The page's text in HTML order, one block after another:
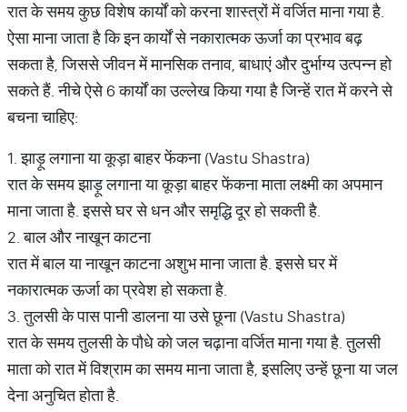
रात के समय कुछ विशेष कार्यों को करना शास्त्रों में वर्जित माना गया है.
ऐसा माना जाता है कि इन कार्यों से नकारात्मक ऊर्जा का प्रभाव बढ़
सकता है, जिससे जीवन में मानसिक तनाव, बाधाएं और दुर्भाग्य उत्पन्न हो
सकते हैं. नीचे ऐसे 6 कार्यों का उल्लेख किया गया है जिन्हें रात में करने से
बचना चाहिए:
1. झाड़ू लगाना या कूड़ा बाहर फेंकना (Vastu Shastra)
रात के समय झाड़ू लगाना या कूड़ा बाहर फेंकना माता लक्ष्मी का अपमान
माना जाता है. इससे घर से धन और समृद्धि दूर हो सकती है.
2. बाल और नाखून काटना
रात में बाल या नाखून काटना अशुभ माना जाता है. इससे घर में
नकारात्मक ऊर्जा का प्रवेश हो सकता है.
3. तुलसी के पास पानी डालना या उसे छूना (Vastu Shastra)
रात के समय तुलसी के पौधे को जल चढ़ाना वर्जित माना गया है. तुलसी
माता को रात में विश्राम का समय माना जाता है, इसलिए उन्हें छूना या जल
देना अनुचित होता है.